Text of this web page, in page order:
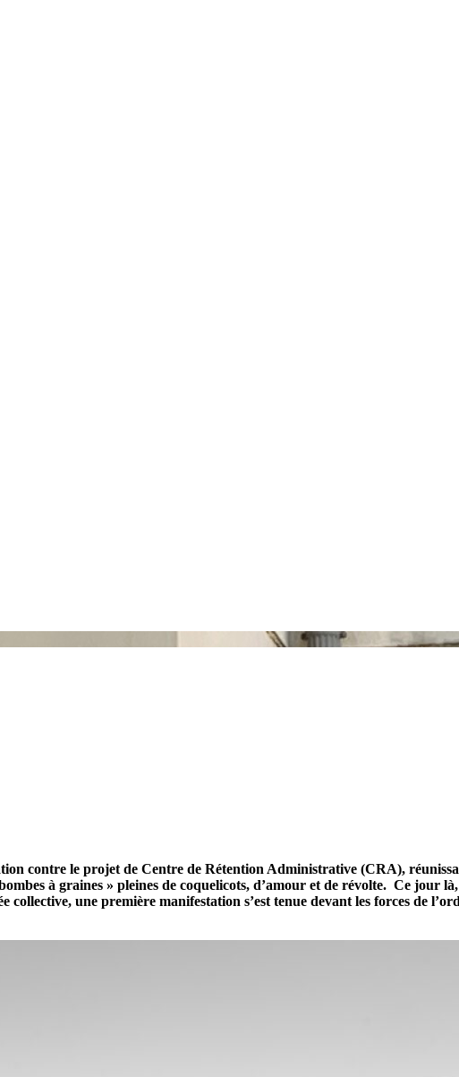
contre le projet de Centre de Rétention Administrative (CRA),
à graines » pleines de coquelicots, d’amour et de révolte. Ce jour
collective, une première manifestation s’est tenue devant les forces de